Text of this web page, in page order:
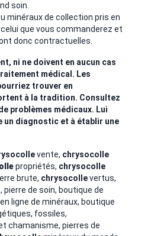
soin.
minéraux de collection pris en
que vous commanderez et
donc contractuelles.
ni ne doivent en aucun cas
médical. Les
trouver en
à la tradition. Consultez
problèmes médicaux. Lui
un diagnostic et à établir une
vente, chrysocolle
propriétés, chrysocolle
brute, chrysocollevertus,
de soin, boutique de
ligne de minéraux, boutique
fossiles,
chamanisme, pierres de